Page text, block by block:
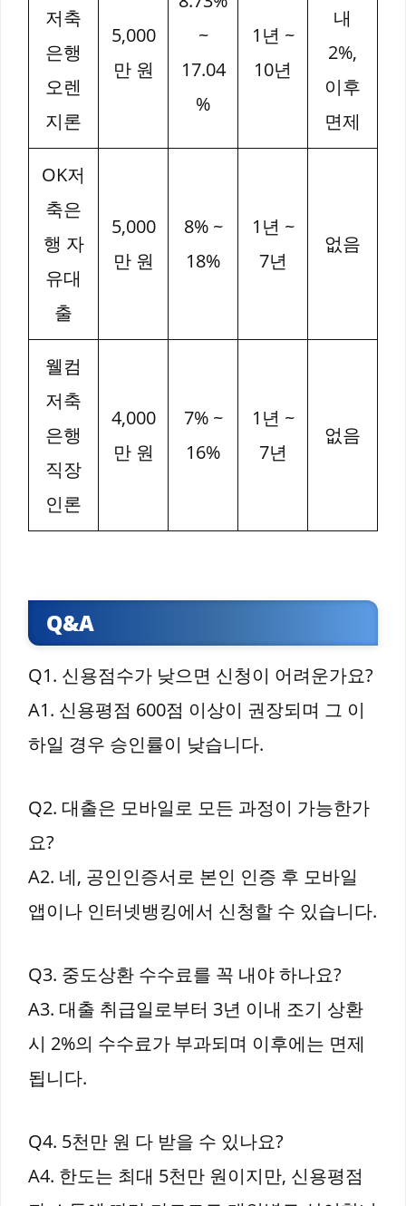
저축
은행
오렌
지론
5,000
만 원
~
17.04
%
1년 ~
10년
내
2%,
이후
면제
OK저
축은
행 자
유대
출
5,000
만 원
8% ~
18%
1년 ~
7년
없음
웰컴
저축
은행
직장
인론
4,000
만 원
7% ~
16%
1년 ~
7년
없음
Q&A
Q1. 신용점수가 낮으면 신청이 어려운가요?
A1. 신용평점 600점 이상이 권장되며 그 이
하일 경우 승인률이 낮습니다.
Q2. 대출은 모바일로 모든 과정이 가능한가
요?
A2. 네, 공인인증서로 본인 인증 후 모바일
앱이나 인터넷뱅킹에서 신청할 수 있습니다.
Q3. 중도상환 수수료를 꼭 내야 하나요?
A3. 대출 취급일로부터 3년 이내 조기 상환
시 2%의 수수료가 부과되며 이후에는 면제
됩니다.
Q4. 5천만 원 다 받을 수 있나요?
A4. 한도는 최대 5천만 원이지만, 신용평점